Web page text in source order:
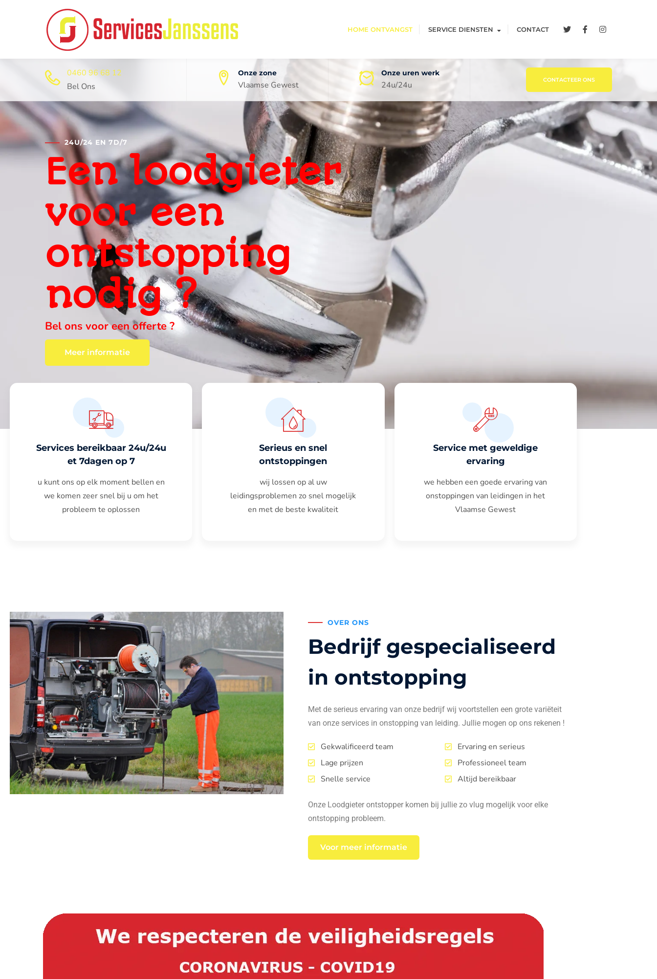
HOME ONTVANGST SERVICE DIENSTEN CONTACT
0460 96 68 12
Bel Ons
Onze zone
Vlaamse Gewest
Onze uren werk
24u/24u CONTACTEER ONS
Professioneel
ontstopping
dienst 20 jaar
ervaring, snel
ter plaats
wij vinden altijd een oplossing , correcte prijzen vanaf 119 euro
Services bereikbaar 24u/24u
et 7dagen op 7
u kunt ons op elk moment bellen en
we komen zeer snel bij u om het
probleem te oplossen
Serieus en snel
ontstoppingen
wij lossen op al uw
leidingsproblemen zo snel mogelijk
en met de beste kwaliteit
Service met geweldige
ervaring
we hebben een goede ervaring van
onstoppingen van leidingen in het
Vlaamse Gewest
OVER ONS
Bedrijf gespecialiseerd
in ontstopping
Met de serieus ervaring van onze bedrijf wij voortstellen een grote variëteit
van onze services in onstopping van leiding. Jullie mogen op ons rekenen !
Gekwalificeerd team
Lage prijzen
Snelle service
Ervaring en serieus
Professioneel team
Altijd bereikbaar
Onze Loodgieter ontstopper komen bij jullie zo vlug mogelijk voor elke
ontstopping probleem.
Voor meer informatie